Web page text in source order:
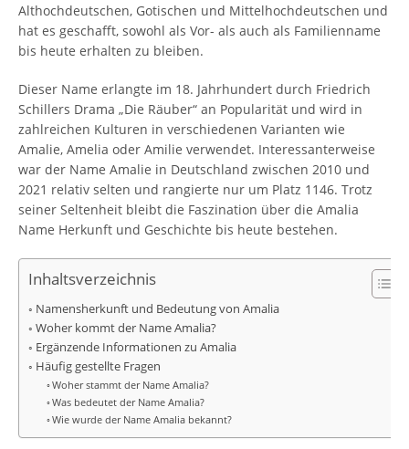
Althochdeutschen, Gotischen und Mittelhochdeutschen und
hat es geschafft, sowohl als Vor- als auch als Familienname
bis heute erhalten zu bleiben.
Dieser Name erlangte im 18. Jahrhundert durch Friedrich
Schillers Drama „Die Räuber“ an Popularität und wird in
zahlreichen Kulturen in verschiedenen Varianten wie
Amalie, Amelia oder Amilie verwendet. Interessanterweise
war der Name Amalie in Deutschland zwischen 2010 und
2021 relativ selten und rangierte nur um Platz 1146. Trotz
seiner Seltenheit bleibt die Faszination über die Amalia
Name Herkunft und Geschichte bis heute bestehen.
Inhaltsverzeichnis
Namensherkunft und Bedeutung von Amalia
Woher kommt der Name Amalia?
Ergänzende Informationen zu Amalia
Häufig gestellte Fragen
Woher stammt der Name Amalia?
Was bedeutet der Name Amalia?
Wie wurde der Name Amalia bekannt?